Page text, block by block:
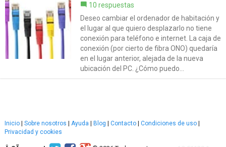
10 respuestas
Deseo cambiar el ordenador de habitación y
el lugar al que quiero desplazarlo no tiene
conexión para teléfono e internet. La caja de
conexión (por cierto de fibra ONO) quedaría
en el lugar anterior, alejada de la nueva
ubicación del PC. ¿Cómo puedo...
Inicio | Sobre nosotros | Ayuda | Blog | Contacto | Condiciones de uso |
Privacidad y cookies